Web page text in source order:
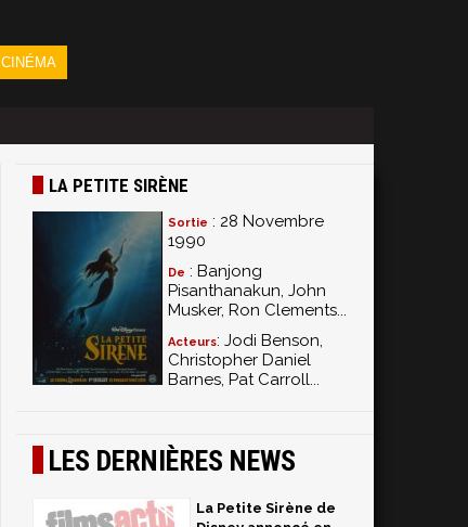
CINÉMA
LA PETITE SIRÈNE
Sortie : 28 Novembre
1990
De : Banjong
Pisanthanakun, John
Musker, Ron Clements...
Acteurs: Jodi Benson,
Christopher Daniel
Barnes, Pat Carroll...
LES DERNIÈRES NEWS
La Petite Sirène de